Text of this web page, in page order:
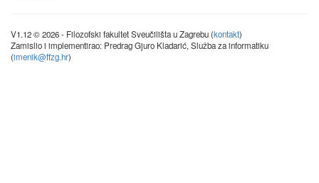
V1.12 © 2026 - Filozofski fakultet Sveučilišta u Zagrebu (kontakt)
Zamislio i implementirao: Predrag Gjuro Kladarić, Služba za informatiku
(imenik@ffzg.hr)